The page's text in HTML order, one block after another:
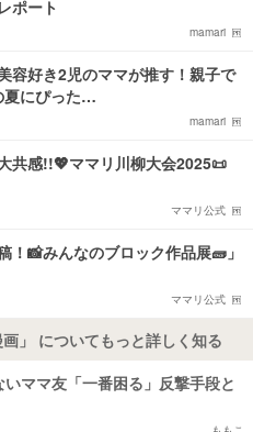
ポート
mamari
容好き2児のママが推す！親子で
夏にぴった…
mamari
共感!!💖ママリ川柳大会2025📜
ママリ公式
！📸みんなのブロック作品展🧱」
ママリ公式
」 についてもっと詳しく知る
ママ友「一番困る」反撃手段と